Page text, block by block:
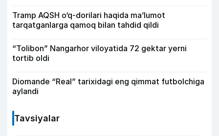
Tramp AQSH o‘q-dorilari haqida ma’lumot
tarqatganlarga qamoq bilan tahdid qildi
“Tolibon” Nangarhor viloyatida 72 gektar yerni
tortib oldi
Diomande “Real” tarixidagi eng qimmat futbolchiga
aylandi
Tavsiyalar